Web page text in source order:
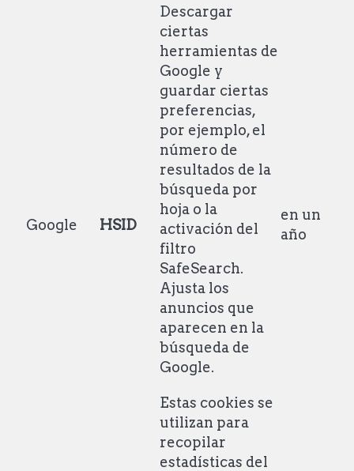
Google HSID
Descargar
ciertas
herramientas de
Google y
guardar ciertas
preferencias,
por ejemplo, el
número de
resultados de la
búsqueda por
hoja o la
activación del
filtro
SafeSearch.
Ajusta los
anuncios que
aparecen en la
búsqueda de
Google.
en un
año
Estas cookies se
utilizan para
recopilar
estadísticas del